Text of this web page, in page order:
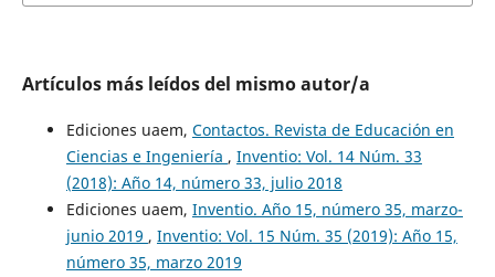
Artículos más leídos del mismo autor/a
Ediciones uaem, Contactos. Revista de Educación en
Ciencias e Ingeniería , Inventio: Vol. 14 Núm. 33
(2018): Año 14, número 33, julio 2018
Ediciones uaem, Inventio. Año 15, número 35, marzo-
junio 2019 , Inventio: Vol. 15 Núm. 35 (2019): Año 15,
número 35, marzo 2019